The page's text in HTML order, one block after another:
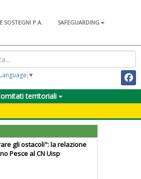
SOSTEGNI P.A.
SAFEGUARDING
▼
territoriali
gli ostacoli": la relazione
Pesce al CN Uisp